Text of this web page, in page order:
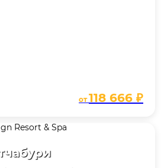
от118 666 ₽